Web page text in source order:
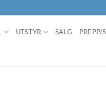
UTSTYR SALG PREPP/